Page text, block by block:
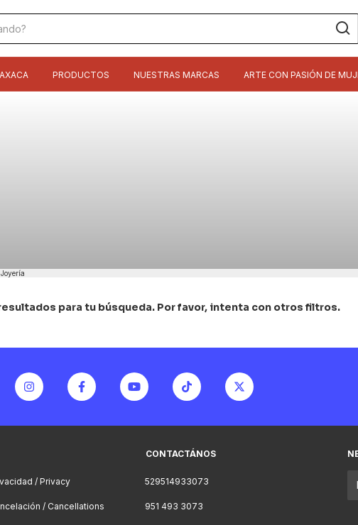
PRODUCTOS NUESTRAS MARCAS ARTE CON PASIÓN DE
para tu búsqueda. Por favor, intenta con otros filtros.
/ Privacy
/ Cancellations
CONTACTÁNOS
529514933073
951 493 3073